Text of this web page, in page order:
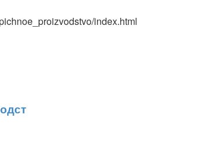
index.html